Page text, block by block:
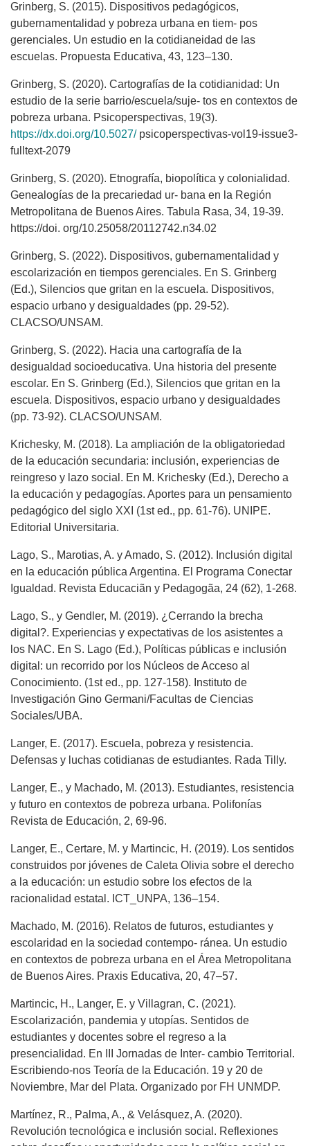
Grinberg, S. (2015). Dispositivos pedagógicos,
gubernamentalidad y pobreza urbana en tiem- pos
gerenciales. Un estudio en la cotidianeidad de las
escuelas. Propuesta Educativa, 43, 123–130.
Grinberg, S. (2020). Cartografías de la cotidianidad: Un
estudio de la serie barrio/escuela/suje- tos en contextos de
pobreza urbana. Psicoperspectivas, 19(3).
https://dx.doi.org/10.5027/psicoperspectivas-vol19-issue3-
fulltext-2079
Grinberg, S. (2020). Etnografía, biopolítica y colonialidad.
Genealogías de la precariedad ur- bana en la Región
Metropolitana de Buenos Aires. Tabula Rasa, 34, 19-39.
https://doi. org/10.25058/20112742.n34.02
Grinberg, S. (2022). Dispositivos, gubernamentalidad y
escolarización en tiempos gerenciales. En S. Grinberg
(Ed.), Silencios que gritan en la escuela. Dispositivos,
espacio urbano y desigualdades (pp. 29-52).
CLACSO/UNSAM.
Grinberg, S. (2022). Hacia una cartografía de la
desigualdad socioeducativa. Una historia del presente
escolar. En S. Grinberg (Ed.), Silencios que gritan en la
escuela. Dispositivos, espacio urbano y desigualdades
(pp. 73-92). CLACSO/UNSAM.
Krichesky, M. (2018). La ampliación de la obligatoriedad
de la educación secundaria: inclusión, experiencias de
reingreso y lazo social. En M. Krichesky (Ed.), Derecho a
la educación y pedagogías. Aportes para un pensamiento
pedagógico del siglo XXI (1st ed., pp. 61-76). UNIPE.
Editorial Universitaria.
Lago, S., Marotias, A. y Amado, S. (2012). Inclusión digital
en la educación pública Argentina. El Programa Conectar
Igualdad. Revista Educaciãn y Pedagogãa, 24 (62), 1-268.
Lago, S., y Gendler, M. (2019). ¿Cerrando la brecha
digital?. Experiencias y expectativas de los asistentes a
los NAC. En S. Lago (Ed.), Políticas públicas e inclusión
digital: un recorrido por los Núcleos de Acceso al
Conocimiento. (1st ed., pp. 127-158). Instituto de
Investigación Gino Germani/Facultas de Ciencias
Sociales/UBA.
Langer, E. (2017). Escuela, pobreza y resistencia.
Defensas y luchas cotidianas de estudiantes. Rada Tilly.
Langer, E., y Machado, M. (2013). Estudiantes, resistencia
y futuro en contextos de pobreza urbana. Polifonías
Revista de Educación, 2, 69-96.
Langer, E., Certare, M. y Martincic, H. (2019). Los sentidos
construidos por jóvenes de Caleta Olivia sobre el derecho
a la educación: un estudio sobre los efectos de la
racionalidad estatal. ICT_UNPA, 136–154.
Machado, M. (2016). Relatos de futuros, estudiantes y
escolaridad en la sociedad contempo- ránea. Un estudio
en contextos de pobreza urbana en el Área Metropolitana
de Buenos Aires. Praxis Educativa, 20, 47–57.
Martincic, H., Langer, E. y Villagran, C. (2021).
Escolarización, pandemia y utopías. Sentidos de
estudiantes y docentes sobre el regreso a la
presencialidad. En III Jornadas de Inter- cambio Territorial.
Escribiendo-nos Teoría de la Educación. 19 y 20 de
Noviembre, Mar del Plata. Organizado por FH UNMDP.
Martínez, R., Palma, A., & Velásquez, A. (2020).
Revolución tecnológica e inclusión social. Reflexiones